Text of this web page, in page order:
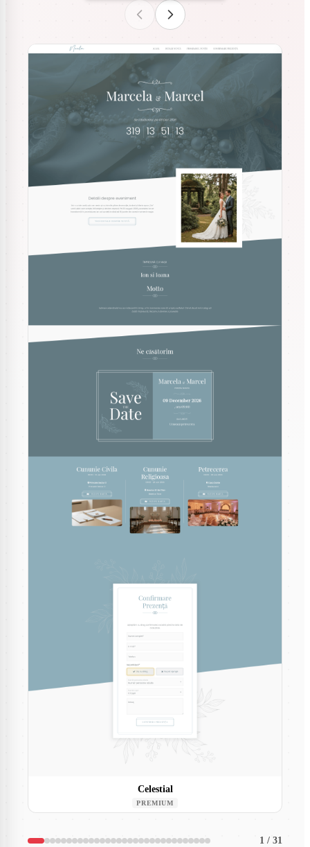
Celestial
PREMIUM
1 / 31